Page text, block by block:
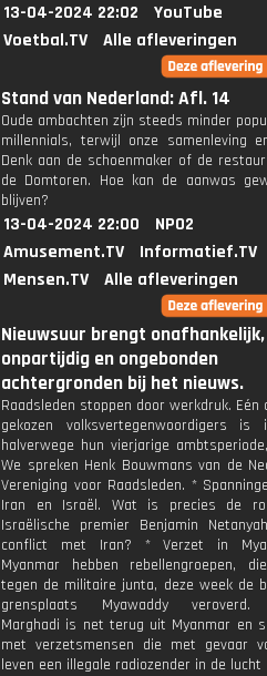
13-04-2024 22:02
YouTube
Voetbal.TV
Alle afleveringen
Stand van Nederland: Afl. 14
Oude ambachten zijn steeds minder
millennials, terwijl onze samenleving
Denk aan de schoenmaker of de
de Domtoren. Hoe kan de aanwas
blijven?
13-04-2024 22:00
NPO2
Amusement.TV
Informatief.TV
Mensen.TV
Alle afleveringen
Nieuwsuur brengt onafhankelijk,
onpartijdig en ongebonden
achtergronden bij het nieuws.
Raadsleden stoppen door werkdruk. Eén
gekozen volksvertegenwoordigers is
halverwege hun vierjarige
We spreken Henk Bouwmans van de
Vereniging voor Raadsleden. *
Iran en Israël. Wat is precies de
Israëlische premier Benjamin
conflict met Iran? * Verzet in
Myanmar hebben rebellengroepen,
tegen de militaire junta, deze week de
grensplaats Myawaddy veroverd.
Marghadi is net terug uit Myanmar en
met verzetsmensen die met gevaar
leven een illegale radiozender in de lucht